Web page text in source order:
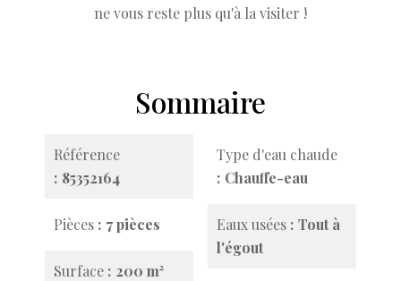
ne vous reste plus qu'à la visiter !
Sommaire
Référence
85352164
Pièces 7 pièces
Surface 200 m²
Type d'eau chaude
Chauffe-eau
Eaux usées
Tout à
l'égout